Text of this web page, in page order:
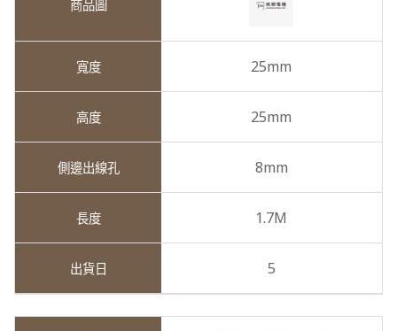
25mm
25mm
8mm
1.7M
5